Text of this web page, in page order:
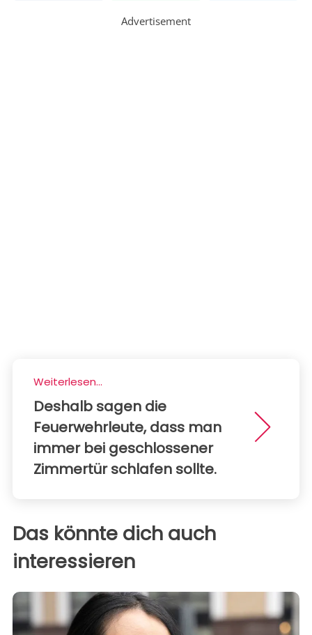
Advertisement
Weiterlesen...
Deshalb sagen die
Feuerwehrleute, dass man
immer bei geschlossener
Zimmertür schlafen sollte.
Das könnte dich auch
interessieren